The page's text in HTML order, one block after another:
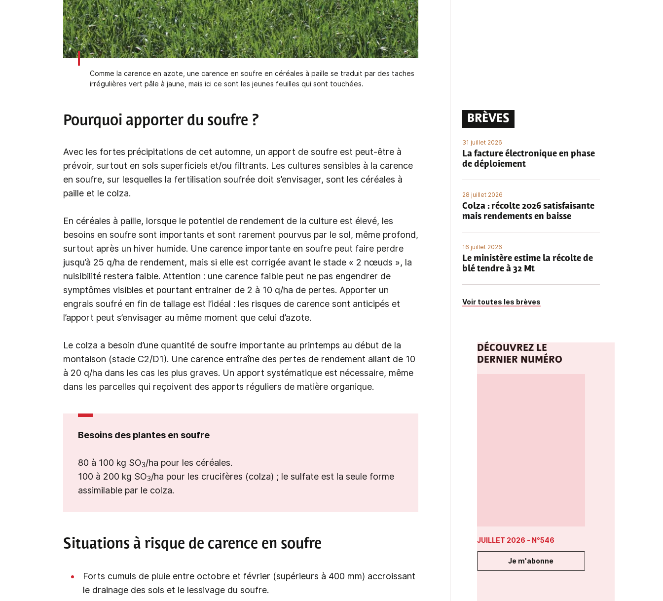
Comme la carence en azote, une carence en soufre en céréales à paille se traduit par des taches
irrégulières vert pâle à jaune, mais ici ce sont les jeunes feuilles qui sont touchées.
Pourquoi apporter du soufre ?
Avec les fortes précipitations de cet automne, un apport de soufre est peut-être à
prévoir, surtout en sols superficiels et/ou filtrants. Les cultures sensibles à la carence
en soufre, sur lesquelles la fertilisation soufrée doit s’envisager, sont les céréales à
paille et le colza.
En céréales à paille, lorsque le potentiel de rendement de la culture est élevé, les
besoins en soufre sont importants et sont rarement pourvus par le sol, même profond,
surtout après un hiver humide. Une carence importante en soufre peut faire perdre
jusqu’à 25 q/ha de rendement, mais si elle est corrigée avant le stade « 2 nœuds », la
nuisibilité restera faible. Attention : une carence faible peut ne pas engendrer de
symptômes visibles et pourtant entrainer de 2 à 10 q/ha de pertes. Apporter un
engrais soufré en fin de tallage est l’idéal : les risques de carence sont anticipés et
l’apport peut s’envisager au même moment que celui d’azote.
Le colza a besoin d’une quantité de soufre importante au printemps au début de la
montaison (stade C2/D1). Une carence entraîne des pertes de rendement allant de 10
à 20 q/ha dans les cas les plus graves. Un apport systématique est nécessaire, même
dans les parcelles qui reçoivent des apports réguliers de matière organique.
Besoins des plantes en soufre
80 à 100 kg SO3/ha pour les céréales.
100 à 200 kg SO3/ha pour les crucifères (colza) ; le sulfate est la seule forme
assimilable par le colza.
Situations à risque de carence en soufre
Forts cumuls de pluie entre octobre et février (supérieurs à 400 mm) accroissant
le drainage des sols et le lessivage du soufre.
BRÈVES
31 juillet 2026
La facture électronique en phase
de déploiement
28 juillet 2026
Colza : récolte 2026 satisfaisante
mais rendements en baisse
16 juillet 2026
Le ministère estime la récolte de
blé tendre à 32 Mt
Voir toutes les brèves
DÉCOUVREZ LE
DERNIER NUMÉRO
JUILLET 2026 - N°546
Je m'abonne